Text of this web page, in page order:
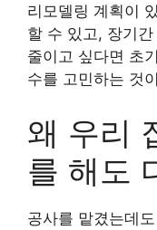
리모델링 계획이
할 수 있고, 장기
줄이고 싶다면 초
수를 고민하는 것
왜 우리
를 해도
공사를 맡겼는데